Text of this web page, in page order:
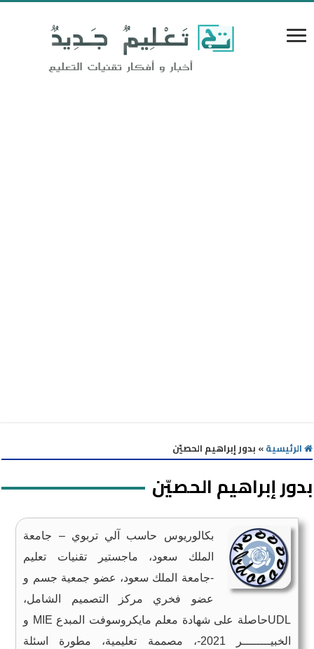
الرئيسية» بدور إبراهيم الحصيّن
بدور إبراهيم الحصيّن
بكالوريوس حاسب آلي تربوي – جامعة
الملك سعود، ماجستير تقنيات تعليم
-جامعة الملك سعود، عضو جمعية جسم و
عضو فخري مركز التصميم الشامل،
UDLحاصلة على شهادة معلم مايكروسوفت المبدع MIE و
الخبيــــــــر 2021-، مصممة تعليمية، مطورة اسئلة